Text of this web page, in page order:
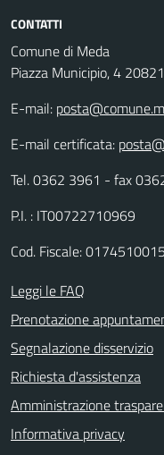
CONTATTI
Comune di Meda
Piazza Municipio, 4
E-mail:
E-mail certificata:
Tel. 0362 3961 - fax
P.I. : IT00722710969
Cod. Fiscale:
Leggi le FAQ
Prenotazione
Segnalazione disservizio
Richiesta d'assistenza
Amministrazione
Informativa privacy